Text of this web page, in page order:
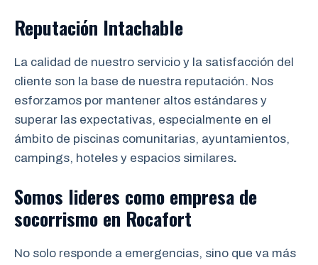
Reputación Intachable
La calidad de nuestro servicio y la satisfacción del
cliente son la base de nuestra reputación. Nos
esforzamos por mantener altos estándares y
superar las expectativas, especialmente en el
ámbito de piscinas comunitarias, ayuntamientos,
campings, hoteles y espacios similares.
Somos lideres como empresa de
socorrismo en Rocafort
No solo responde a emergencias, sino que va más